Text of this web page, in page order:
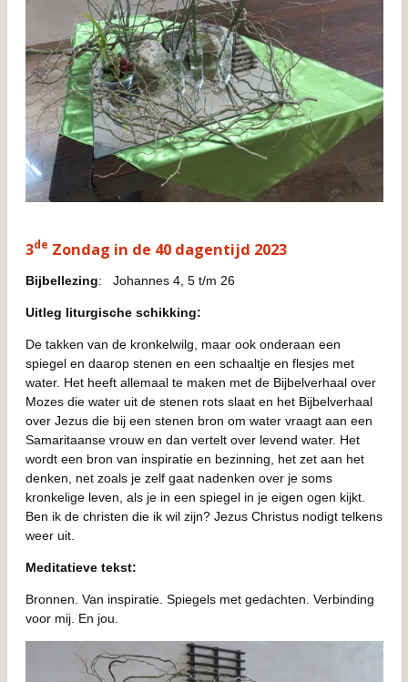
3de Zondag in de 40 dagentijd 2023
Bijbellezing: Johannes 4, 5 t/m 26
Uitleg liturgische schikking:
De takken van de kronkelwilg, maar ook onderaan een
spiegel en daarop stenen en een schaaltje en flesjes met
water. Het heeft allemaal te maken met de Bijbelverhaal over
Mozes die water uit de stenen rots slaat en het Bijbelverhaal
over Jezus die bij een stenen bron om water vraagt aan een
Samaritaanse vrouw en dan vertelt over levend water. Het
wordt een bron van inspiratie en bezinning, het zet aan het
denken, net zoals je zelf gaat nadenken over je soms
kronkelige leven, als je in een spiegel in je eigen ogen kijkt.
Ben ik de christen die ik wil zijn? Jezus Christus nodigt telkens
weer uit.
Meditatieve tekst:
Bronnen. Van inspiratie. Spiegels met gedachten. Verbinding
voor mij. En jou.